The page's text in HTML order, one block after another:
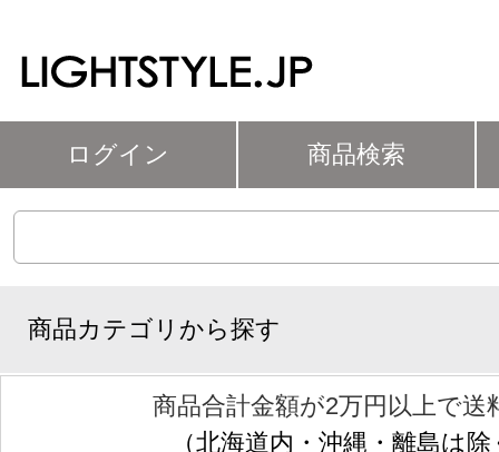
ログイン 商品検索
商品カテゴリから探す
商品合計金額が2万円以上で送
（北海道内・沖縄・離島は